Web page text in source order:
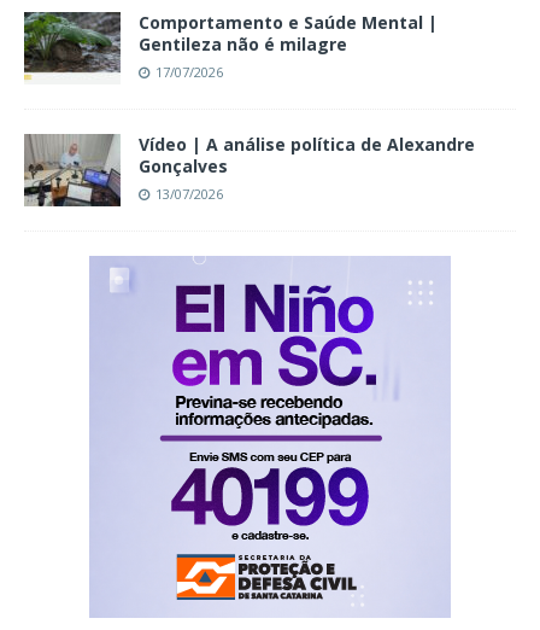
Comportamento e Saúde Mental |
Gentileza não é milagre
17/07/2026
Vídeo | A análise política de Alexandre
Gonçalves
13/07/2026